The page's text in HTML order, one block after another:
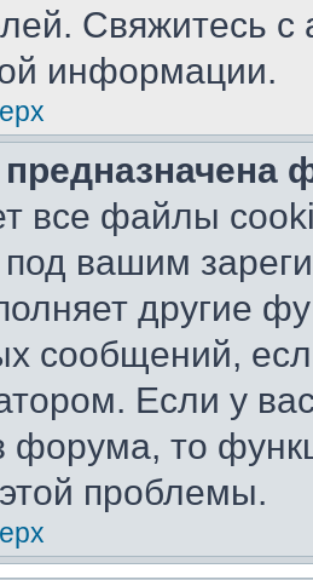
Свяжитесь
информации.
все файлы
под вашим
другие
сообщений,
Если у
форума, то
проблемы.